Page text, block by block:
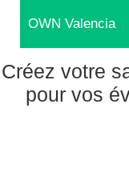
OWN Valencia
Créez votre
pour vos